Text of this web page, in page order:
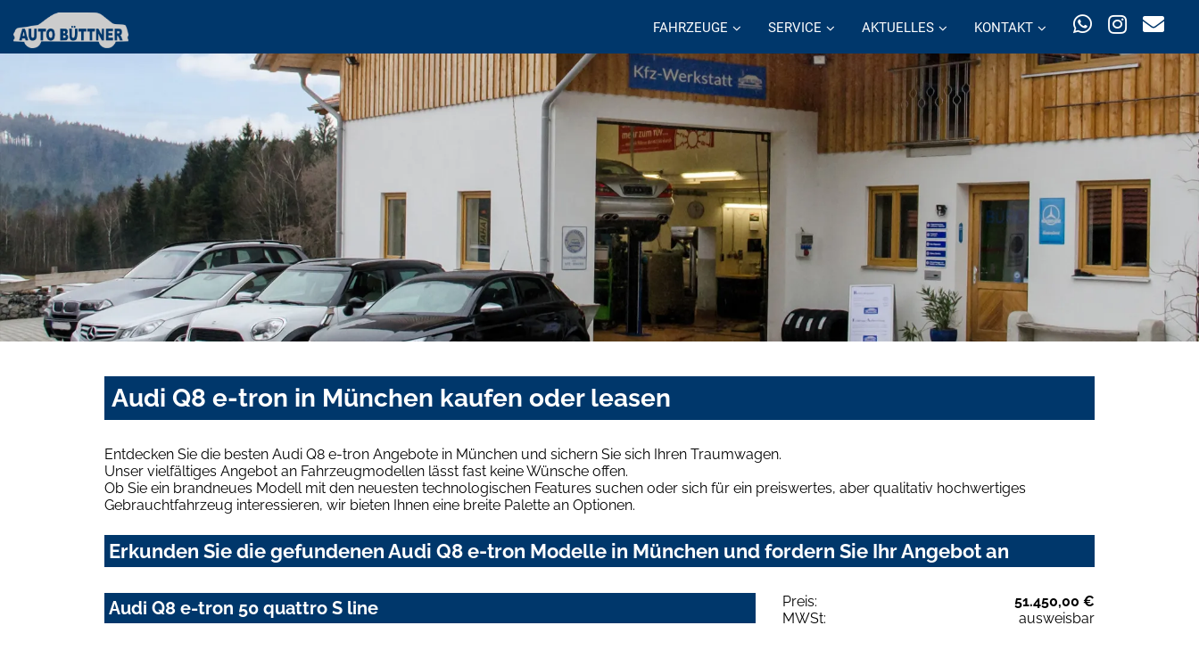
FAHRZEUGE SERVICE AKTUELLES KONTAKT
Audi Q8 e-tron in München kaufen oder leasen
Entdecken Sie die besten Audi Q8 e-tron Angebote in München und sichern Sie sich Ihren Traumwagen.
Unser vielfältiges Angebot an Fahrzeugmodellen lässt fast keine Wünsche offen.
Ob Sie ein brandneues Modell mit den neuesten technologischen Features suchen oder sich für ein preiswertes, aber qualitativ hochwertiges
Gebrauchtfahrzeug interessieren, wir bieten Ihnen eine breite Palette an Optionen.
Erkunden Sie die gefundenen Audi Q8 e-tron Modelle in München und fordern Sie Ihr Angebot an
Audi Q8 e-tron 50 quattro S line Preis:
51.450,00 €
MWSt:
ausweisbar